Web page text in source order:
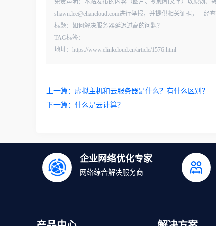
免责声明：本站发布的内容（图片、视频和文字）以原创、
shawn.lee@eliancloud.com进行举报，并提供相关证据，一经
标题：如何解决服务器延迟过高的问题？
TAG标签：
地址：https://www.elinkcloud.cn/article/1576.html
上一篇： 虚拟主机和云服务器是什么？有什么区别？
下一篇： 什么是云计算？
企业网络优化专家
网络综合解决服务商